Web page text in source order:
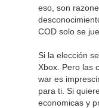
eso, son
COD solo se
Si la elección
Xbox. Pero las
war es
para ti. Si
economicas y